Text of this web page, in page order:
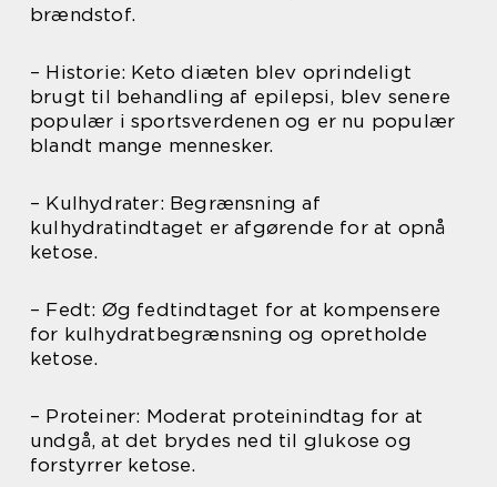
brændstof.
– Historie: Keto diæten blev oprindeligt
brugt til behandling af epilepsi, blev senere
populær i sportsverdenen og er nu populær
blandt mange mennesker.
– Kulhydrater: Begrænsning af
kulhydratindtaget er afgørende for at opnå
ketose.
– Fedt: Øg fedtindtaget for at kompensere
for kulhydratbegrænsning og opretholde
ketose.
– Proteiner: Moderat proteinindtag for at
undgå, at det brydes ned til glukose og
forstyrrer ketose.